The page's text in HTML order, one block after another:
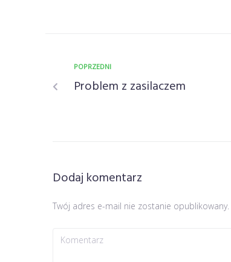
POPRZEDNI
Problem z zasilaczem
Dodaj komentarz
Twój adres e-mail nie zostanie opublikowany.